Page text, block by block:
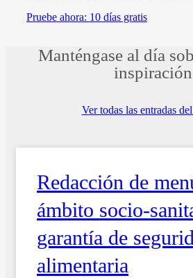
Pruebe ahora: 10 días gratis
Manténgase al día
Ver todas las entradas
Redacción de
ámbito socio-
garantía de
alimentaria